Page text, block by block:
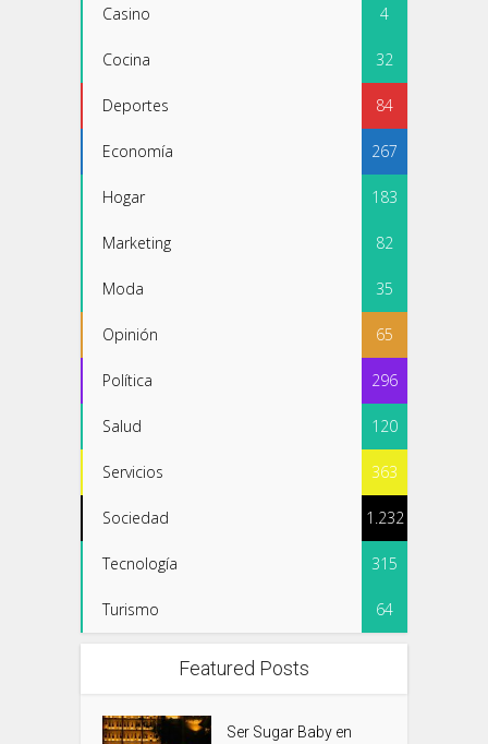
Casino 4
Cocina 32
Deportes 84
Economía 267
Hogar 183
Marketing 82
Moda 35
Opinión 65
Política 296
Salud 120
Servicios 363
Sociedad 1.232
Tecnología 315
Turismo 64
Featured Posts
Ser Sugar Baby en